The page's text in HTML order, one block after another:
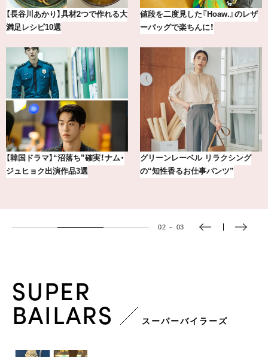
【2026年8月】鏡リュウジの12星座
別占い
気分が上がる「フルラ」のアイウェ
アを「眼鏡市場」で探して。
【銀座かねまつ】おしゃれ＆快適な
黒スニーカー4選
【風水×干支】8/10〜8/23の運勢＆風
水開運アイテム
03 － 03
SUPER
BAILARS スーパーバイラーズ